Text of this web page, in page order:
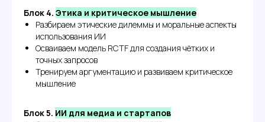
Блок 4. Этика и критическое мышление
Разбираем этические дилеммы и моральные аспекты
использования ИИ
Осваиваем модель RCTF для создания чётких и
точных запросов
Тренируем аргументацию и развиваем критическое
мышление
Блок 5. ИИ для медиа и стартапов